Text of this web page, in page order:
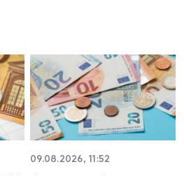
09.08.2026, 11:52